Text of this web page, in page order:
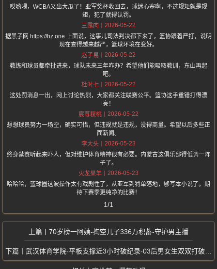
哎哟喂，WCBA又出大瓜了！亚军奖杯收回去，球迷心塞啊，不过规矩就是规
矩，犯了就得认罚。
三露肉
2026-05-22
据黑子网 https://hz.one 上面说，这事儿司法判决都下来了，篮协跟着严打，说明
现在查得越来越严，篮球环境在变好。
赵子易
2026-05-22
教练和球员都牵扯进来，球队未来三年咋办？希望他们能吸取教训，东山再起
吧。
杜时七
2026-05-22
这处罚消息一出，网上讨论热烈，大家都关注联赛公平。篮协这手重锤打得漂
亮！
宸荨糭桃
2026-05-22
想想球员努力一场空，确实可惜，但违规就是违规，没得商量。希望以后多些正
面新闻。
李大头
2026-05-23
终身禁赛听起来吓人，但对维护体育精神很有必要。内蒙古这俱乐部得低调一阵
子了。
火龙果羊
2026-05-23
哈哈哈，篮球圈这波操作太有戏剧性了，从亚军到罚单落地，够写本小说了。期
待下赛季更纯净的比赛！
1/1
70岁榜一阿姨-掏空儿子336万积蓄-守护男主播
武汉体育学院-平板支撑近3小时破纪录-03后男女生双双打破纪录夺冠